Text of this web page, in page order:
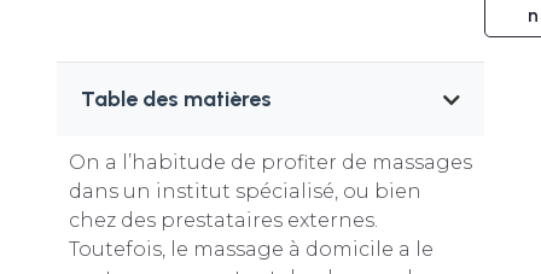
n
Table des matières
On a l’habitude de profiter de massages
dans un institut spécialisé, ou bien
chez des prestataires externes.
Toutefois, le massage à domicile a le